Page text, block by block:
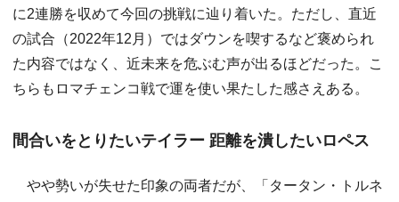
に2連勝を収めて今回の挑戦に辿り着いた。ただし、直近
の試合（2022年12月）ではダウンを喫するなど褒められ
た内容ではなく、近未来を危ぶむ声が出るほどだった。こ
ちらもロマチェンコ戦で運を使い果たした感さえある。
間合いをとりたいテイラー 距離を潰したいロペス
やや勢いが失せた印象の両者だが、「タータン・トルネ